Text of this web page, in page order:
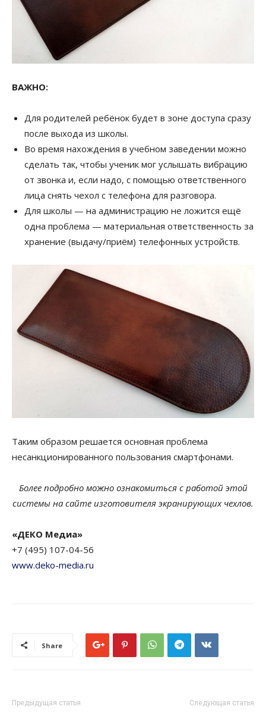
ВАЖНО:
Для родителей ребёнок будет в зоне доступа сразу
после выхода из школы.
Во время нахождения в учебном заведении можно
сделать так, чтобы ученик мог услышать вибрацию
от звонка и, если надо, с помощью ответственного
лица снять чехол с телефона для разговора.
Для школы — на администрацию не ложится ещё
одна проблема — материальная ответственность за
хранение (выдачу/приём) телефонных устройств.
Таким образом решается основная проблема
несанкционированного пользования смартфонами.
Более подробно можно ознакомиться с работой этой
системы на сайте изготовителя экранирующих чехлов.
«ДЕКО Медиа»
+7 (495) 107-04-56
www.deko-media.ru
Share
Предыдущая статья Следующая статья